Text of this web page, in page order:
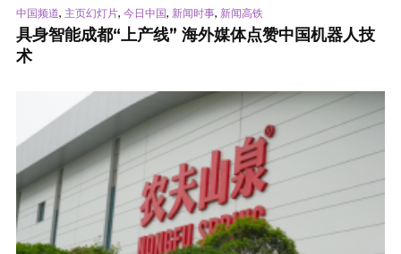
中国频道, 主页幻灯片, 今日中国, 新闻时事, 新闻高铁
具身智能成都“上产线” 海外媒体点赞中国机器人技
术